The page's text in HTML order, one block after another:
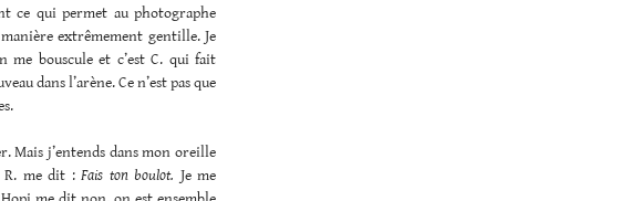
ce qui permet au photographe
extrêmement gentille. Je
me bouscule et c’est C. qui fait
dans l’arène. Ce n’est pas que
Mais j’entends dans mon oreille
R. me dit :Fais ton boulot. Je me